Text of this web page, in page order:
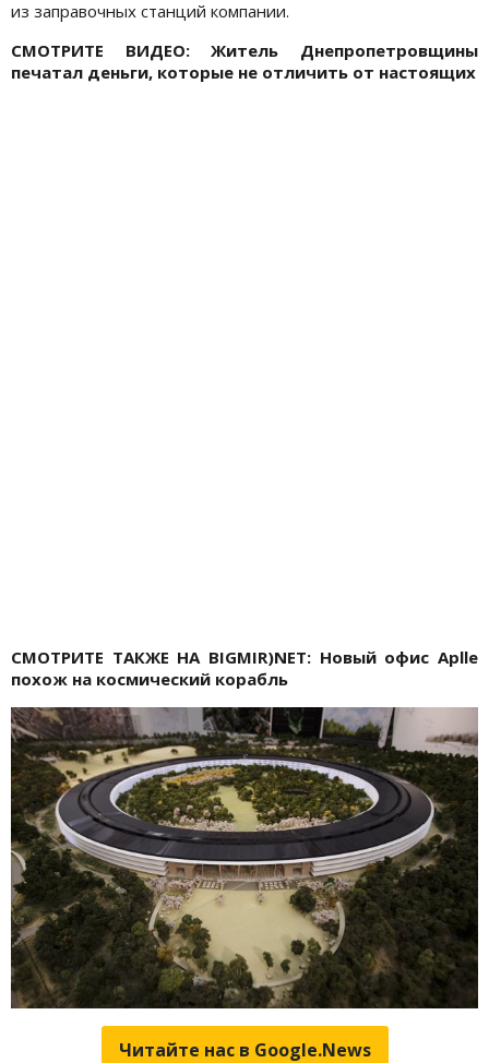
из заправочных станций компании.
СМОТРИТЕ ВИДЕО: Житель Днепропетровщины
печатал деньги, которые не отличить от настоящих
СМОТРИТЕ ТАКЖЕ НА BIGMIR)NET: Новый офис Aplle
похож на космический корабль
Читайте нас в Google.News